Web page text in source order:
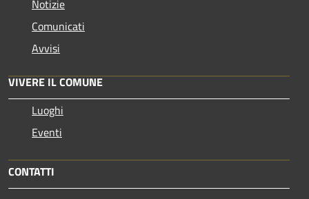
Notizie
Comunicati
Avvisi
VIVERE IL COMUNE
Luoghi
Eventi
CONTATTI